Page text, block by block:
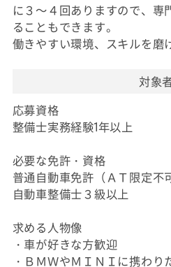
に３～４回ありますので、専
ることもできます。
働きやすい環境、スキルを磨
対象
応募資格
整備士実務経験1年以上
必要な免許・資格
普通自動車免許（ＡＴ限定不
自動車整備士３級以上
求める人物像
・車が好きな方歓迎
・ＢＭＷやＭＩＮＩに携わり